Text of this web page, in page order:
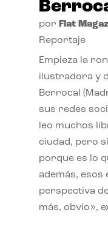
por Flat
Reportaje
Empieza la
ilustradora y
Berrocal
sus redes
leo muchos
ciudad, pero
porque es lo
además, esos
perspectiva
más, obvio»,